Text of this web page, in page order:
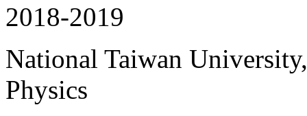
2018-2019
National Taiwan
Physics